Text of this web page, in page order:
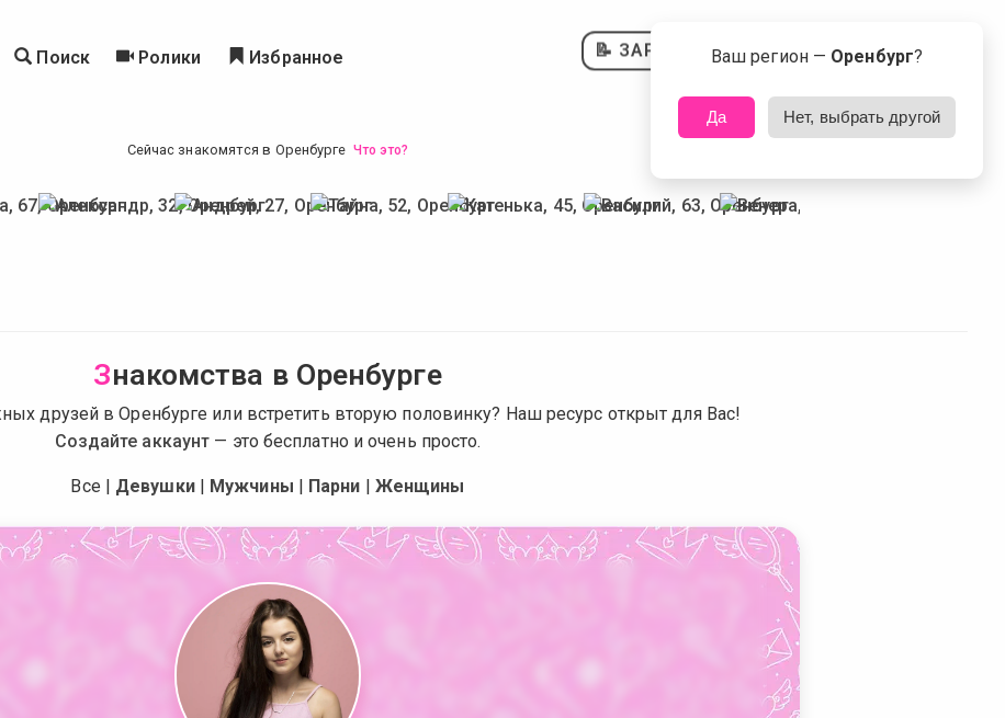
Поиск Ролики Избранное 📝 ЗАРЕГИСТРИРОВАТЬСЯ
Сейчас знакомятся в Оренбурге Что это?
Знакомства в Оренбурге
друзей в Оренбурге или встретить вторую половинку? Наш ресурс открыт для Вас!
Создайте аккаунт — это бесплатно и очень просто.
Все | Девушки| Мужчины | Парни | Женщины
Ваш регион — Оренбург?
Да Нет, выбрать другой